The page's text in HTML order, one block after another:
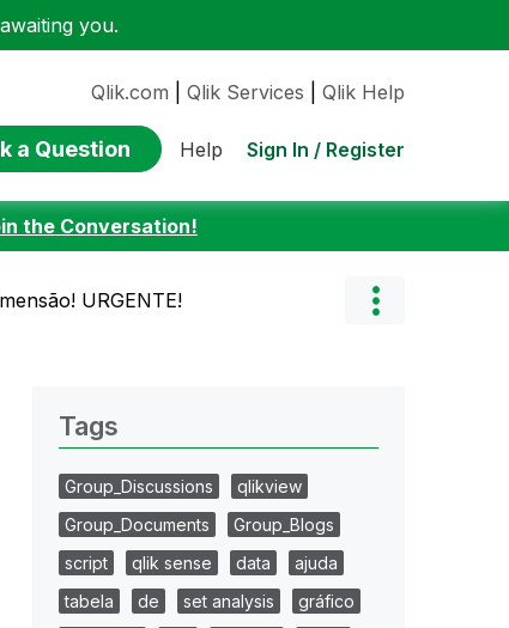
you.
Qlik.com Qlik Services Qlik Help
a Question Help Sign In / Register
the Conversation!
URGENTE!
Tags
Group_Discussions
qlikview
Group_Documents
Group_Blogs
script
qlik sense data
ajuda
tabela
de set analysis
gráfico